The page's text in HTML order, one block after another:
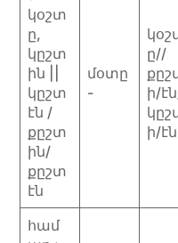
կօշտ
ը,
կըշտ
ին ||
կըշտ
էն /
քըշտ
ին/
քըշտ
էն
մօտը
-
ը//
ի/
ի/էն
համ